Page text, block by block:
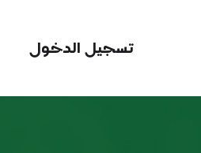
تسجيل الدخول